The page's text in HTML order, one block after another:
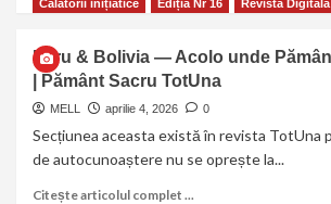
Călătorii inițiatice Ediția Nr 16 Revista Digitală
Peru & Bolivia — Acolo unde
| Pământ Sacru TotUna
MELL aprilie 4, 2026 0
Secțiunea aceasta există în revista TotUna
de autocunoaștere nu se oprește la...
Citește articolul complet ...